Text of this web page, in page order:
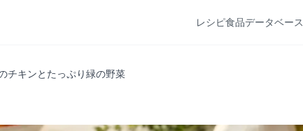
レシピ食品データベース
チキンとたっぷり緑の野菜